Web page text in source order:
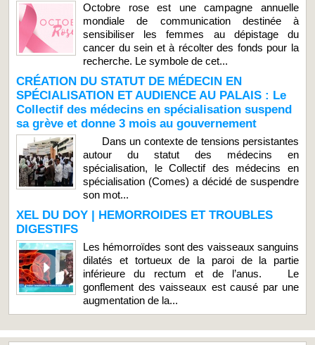
Octobre rose est une campagne annuelle
mondiale de communication destinée à
sensibiliser les femmes au dépistage du
cancer du sein et à récolter des fonds pour la
recherche. Le symbole de cet...
CRÉATION DU STATUT DE MÉDECIN EN
SPÉCIALISATION ET AUDIENCE AU PALAIS : Le
Collectif des médecins en spécialisation suspend
sa grève et donne 3 mois au gouvernement
Dans un contexte de tensions persistantes
autour du statut des médecins en
spécialisation, le Collectif des médecins en
spécialisation (Comes) a décidé de suspendre
son mot...
XEL DU DOY | HEMORROIDES ET TROUBLES
DIGESTIFS
Les hémorroïdes sont des vaisseaux sanguins
dilatés et tortueux de la paroi de la partie
inférieure du rectum et de l’anus. Le
gonflement des vaisseaux est causé par une
augmentation de la...